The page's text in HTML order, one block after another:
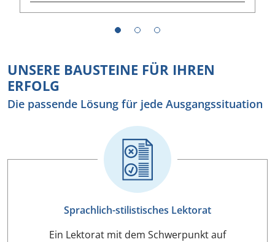
1 2 3
UNSERE BAUSTEINE FÜR IHREN
ERFOLG
Die passende Lösung für jede Ausgangssituation
Sprachlich-stilistisches Lektorat
Ein Lektorat mit dem Schwerpunkt auf